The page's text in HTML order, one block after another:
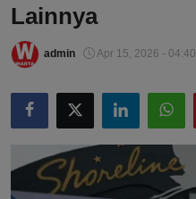
Lainnya
admin Apr 15, 2026 - 04:40